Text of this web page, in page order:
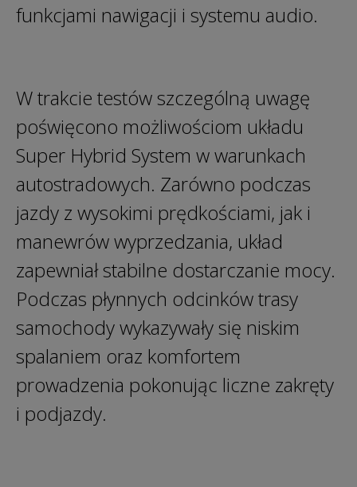
funkcjami nawigacji i systemu audio.
W trakcie testów szczególną uwagę
poświęcono możliwościom układu
Super Hybrid System w warunkach
autostradowych. Zarówno podczas
jazdy z wysokimi prędkościami, jak i
manewrów wyprzedzania, układ
zapewniał stabilne dostarczanie mocy.
Podczas płynnych odcinków trasy
samochody wykazywały się niskim
spalaniem oraz komfortem
prowadzenia pokonując liczne zakręty
i podjazdy.